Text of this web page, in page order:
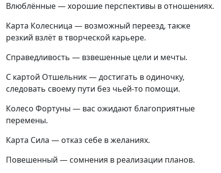
Влюблённые — хорошие перспективы в отношениях.
Карта Колесница — возможный переезд, также
резкий взлёт в творческой карьере.
Справедливость — взвешенные цели и мечты.
С картой Отшельник — достигать в одиночку,
следовать своему пути без чьей-то помощи.
Колесо Фортуны — вас ожидают благоприятные
перемены.
Карта Сила — отказ себе в желаниях.
Повешенный — сомнения в реализации планов.